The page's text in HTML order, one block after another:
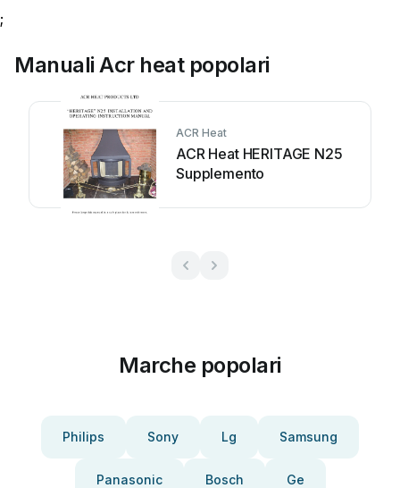
;
Manuali Acr heat popolari
ACR Heat
ACR Heat HERITAGE N25
Supplemento
Marche popolari
Philips Sony Lg Samsung
Panasonic Bosch Ge